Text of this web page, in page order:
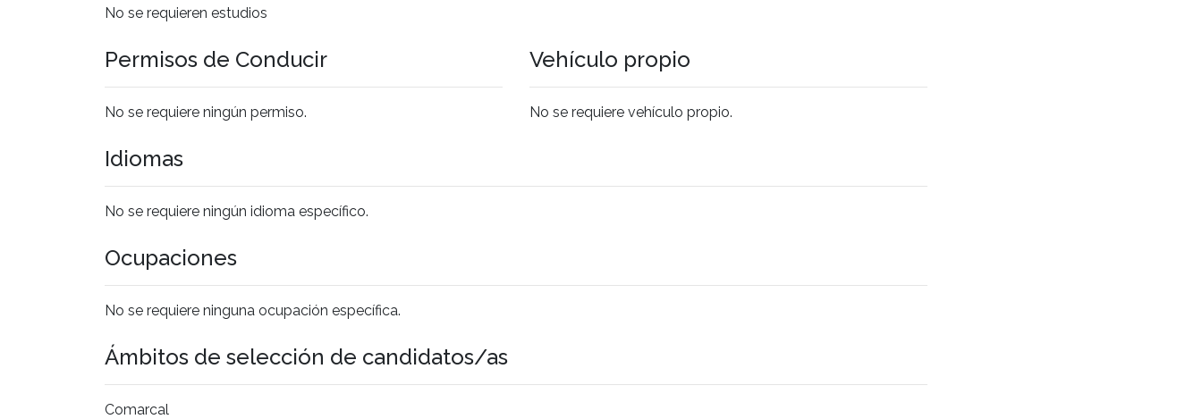
No se requieren estudios
Permisos de Conducir
No se requiere ningún permiso.
Vehículo propio
No se requiere vehículo propio.
Idiomas
No se requiere ningún idioma específico.
Ocupaciones
No se requiere ninguna ocupación específica.
Ámbitos de selección de candidatos/as
Comarcal